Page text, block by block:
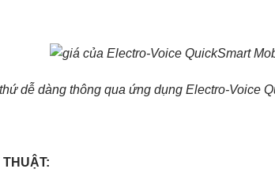
dễ dàng thông qua ứng dụng Electro-Voice
THUẬT: